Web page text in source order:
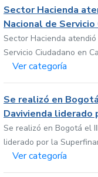
Sector Hacienda
Nacional de
Sector Hacienda
Servicio Ciudadano en
Ver categoría
Se realizó en
Davivienda liderado
Se realizó en Bogotá el
liderado por la
Ver categoría